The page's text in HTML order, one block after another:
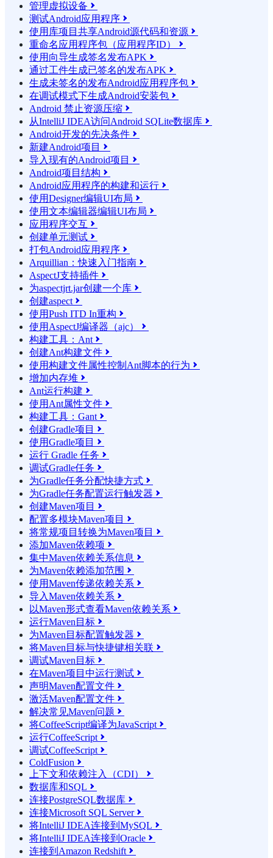
管理虚拟设备 
测试Android应用程序 
使用库项目共享Android源代码和资源 
重命名应用程序包（应用程序ID） 
使用向导生成签名发布APK 
通过工件生成已签名的发布APK 
生成未签名的发布Android应用程序包 
在调试模式下生成Android安装包 
Android 禁止资源压缩 
从IntelliJ IDEA访问Android SQLite数据库 
Android开发的先决条件 
新建Android项目 
导入现有的Android项目 
Android项目结构 
Android应用程序的构建和运行 
使用Designer编辑UI布局 
使用文本编辑器编辑UI布局 
应用程序交互 
创建单元测试 
打包Android应用程序 
Arquillian：快速入门指南 
AspectJ支持插件 
为aspectjrt.jar创建一个库 
创建aspect 
使用Push ITD In重构 
使用AspectJ编译器（ajc） 
构建工具：Ant 
创建Ant构建文件 
使用构建文件属性控制Ant脚本的行为 
增加内存堆 
Ant运行构建 
使用Ant属性文件 
构建工具：Gant 
创建Gradle项目 
使用Gradle项目 
运行 Gradle 任务 
调试Gradle任务 
为Gradle任务分配快捷方式 
为Gradle任务配置运行触发器 
创建Maven项目 
配置多模块Maven项目 
将常规项目转换为Maven项目 
添加Maven依赖项 
集中Maven依赖关系信息 
为Maven依赖添加范围 
使用Maven传递依赖关系 
导入Maven依赖关系 
以Maven形式查看Maven依赖关系 
运行Maven目标 
为Maven目标配置触发器 
将Maven目标与快捷键相关联 
调试Maven目标 
在Maven项目中运行测试 
声明Maven配置文件 
激活Maven配置文件 
解决常见Maven问题 
将CoffeeScript编译为JavaScript 
运行CoffeeScript 
调试CoffeeScript 
ColdFusion 
上下文和依赖注入（CDI） 
数据库和SQL 
连接PostgreSQL数据库 
连接Microsoft SQL Server
将IntelliJ IDEA连接到MySQL 
将IntelliJ IDEA连接到Oracle 
连接到Amazon Redshift 